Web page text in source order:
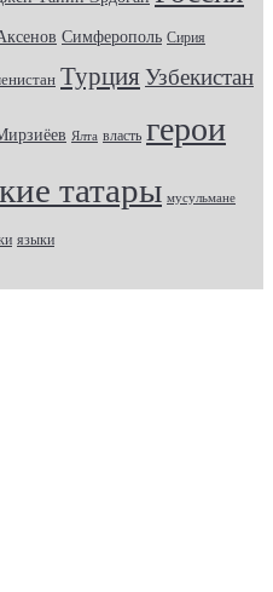
Симферополь Сирия
Турция Узбекистан
Ялта власть герои
татары мусульмане
языки